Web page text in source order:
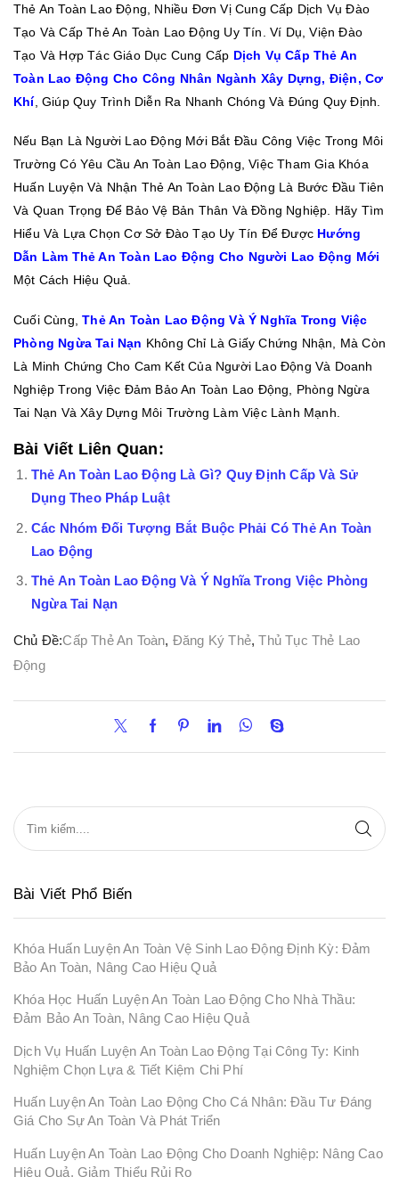
Thẻ An Toàn Lao Động, Nhiều Đơn Vị Cung Cấp Dịch Vụ Đào
Tạo Và Cấp Thẻ An Toàn Lao Động Uy Tín. Ví Dụ, Viện Đào
Tạo Và Hợp Tác Giáo Dục Cung Cấp Dịch Vụ Cấp Thẻ An
Toàn Lao Động Cho Công Nhân Ngành Xây Dựng, Điện, Cơ
Khí, Giúp Quy Trình Diễn Ra Nhanh Chóng Và Đúng Quy Định.
Nếu Bạn Là Người Lao Động Mới Bắt Đầu Công Việc Trong Môi
Trường Có Yêu Cầu An Toàn Lao Động, Việc Tham Gia Khóa
Huấn Luyện Và Nhận Thẻ An Toàn Lao Động Là Bước Đầu Tiên
Và Quan Trọng Để Bảo Vệ Bản Thân Và Đồng Nghiệp. Hãy Tìm
Hiểu Và Lựa Chọn Cơ Sở Đào Tạo Uy Tín Để Được Hướng
Dẫn Làm Thẻ An Toàn Lao Động Cho Người Lao Động Mới
Một Cách Hiệu Quả.
Cuối Cùng,Thẻ An Toàn Lao Động Và Ý Nghĩa Trong Việc
Phòng Ngừa Tai Nạn Không Chỉ Là Giấy Chứng Nhận, Mà Còn
Là Minh Chứng Cho Cam Kết Của Người Lao Động Và Doanh
Nghiệp Trong Việc Đảm Bảo An Toàn Lao Động, Phòng Ngừa
Tai Nạn Và Xây Dựng Môi Trường Làm Việc Lành Mạnh.
Bài Viết Liên Quan:
Thẻ An Toàn Lao Động Là Gì? Quy Định Cấp Và Sử
Dụng Theo Pháp Luật
Các Nhóm Đối Tượng Bắt Buộc Phải Có Thẻ An Toàn
Lao Động
Thẻ An Toàn Lao Động Và Ý Nghĩa Trong Việc Phòng
Ngừa Tai Nạn
Chủ Đề:Cấp Thẻ An Toàn, Đăng Ký Thẻ,Thủ Tục Thẻ Lao
Động
Bài Viết Phổ Biến
Khóa Huấn Luyện An Toàn Vệ Sinh Lao Động Định Kỳ: Đảm
Bảo An Toàn, Nâng Cao Hiệu Quả
Khóa Học Huấn Luyện An Toàn Lao Động Cho Nhà Thầu:
Đảm Bảo An Toàn, Nâng Cao Hiệu Quả
Dịch Vụ Huấn Luyện An Toàn Lao Động Tại Công Ty: Kinh
Nghiệm Chọn Lựa & Tiết Kiệm Chi Phí
Huấn Luyện An Toàn Lao Động Cho Cá Nhân: Đầu Tư Đáng
Giá Cho Sự An Toàn Và Phát Triển
Huấn Luyện An Toàn Lao Động Cho Doanh Nghiệp: Nâng Cao
Hiệu Quả, Giảm Thiểu Rủi Ro